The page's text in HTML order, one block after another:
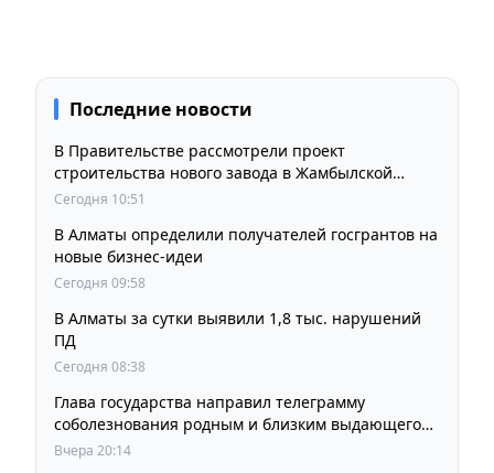
Последние новости
В Правительстве рассмотрели проект
строительства нового завода в Жамбылской
области
Сегодня 10:51
В Алматы определили получателей госгрантов на
новые бизнес-идеи
Сегодня 09:58
В Алматы за сутки выявили 1,8 тыс. нарушений
ПД
Сегодня 08:38
Глава государства направил телеграмму
соболезнования родным и близким выдающегося
кинорежиссера Ардака Амиркулова
Вчера 20:14